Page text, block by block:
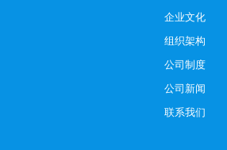
企业文化
组织架构
公司制度
公司新闻
联系我们